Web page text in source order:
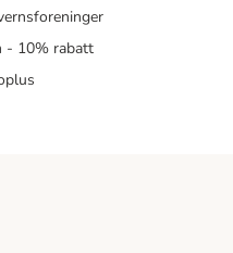
- 10% rabatt